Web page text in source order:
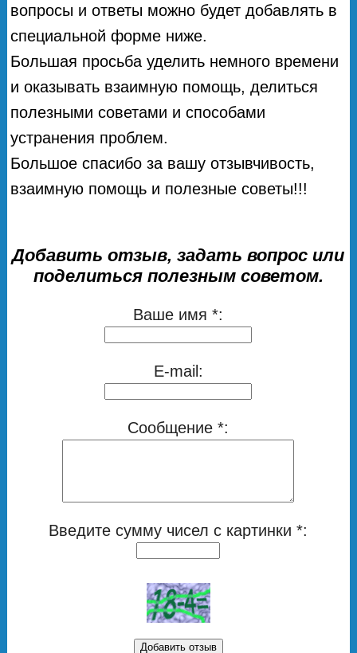
вопросы и ответы можно будет добавлять в
специальной форме ниже.
Большая просьба уделить немного времени
и оказывать взаимную помощь, делиться
полезными советами и способами
устранения проблем.
Большое спасибо за вашу отзывчивость,
взаимную помощь и полезные советы!!!
Добавить отзыв, задать вопрос или
поделиться полезным советом.
Ваше имя *:
E-mail:
Сообщение *:
Введите сумму чисел с картинки *: